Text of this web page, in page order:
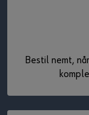
Bestil nemt,